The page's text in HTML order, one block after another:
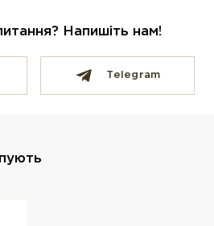
Напишіть нам!
Telegram